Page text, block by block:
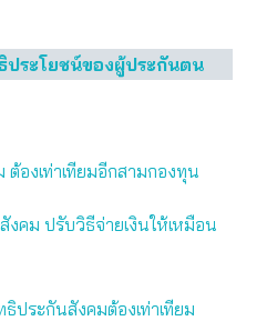
ประโยชน์ของผู้ประกันตน
ต้องเท่าเทียมอีกสามกองทุน
งคม ปรับวิธีจ่ายเงินให้เหมือน
ประกันสังคมต้องเท่าเทียม